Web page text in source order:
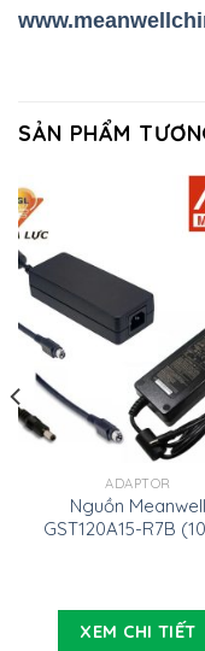
SẢN PHẨM
ADAPTOR
Nguồn Meanwell
GST120A15-R7B
XEM CHI TIẾT